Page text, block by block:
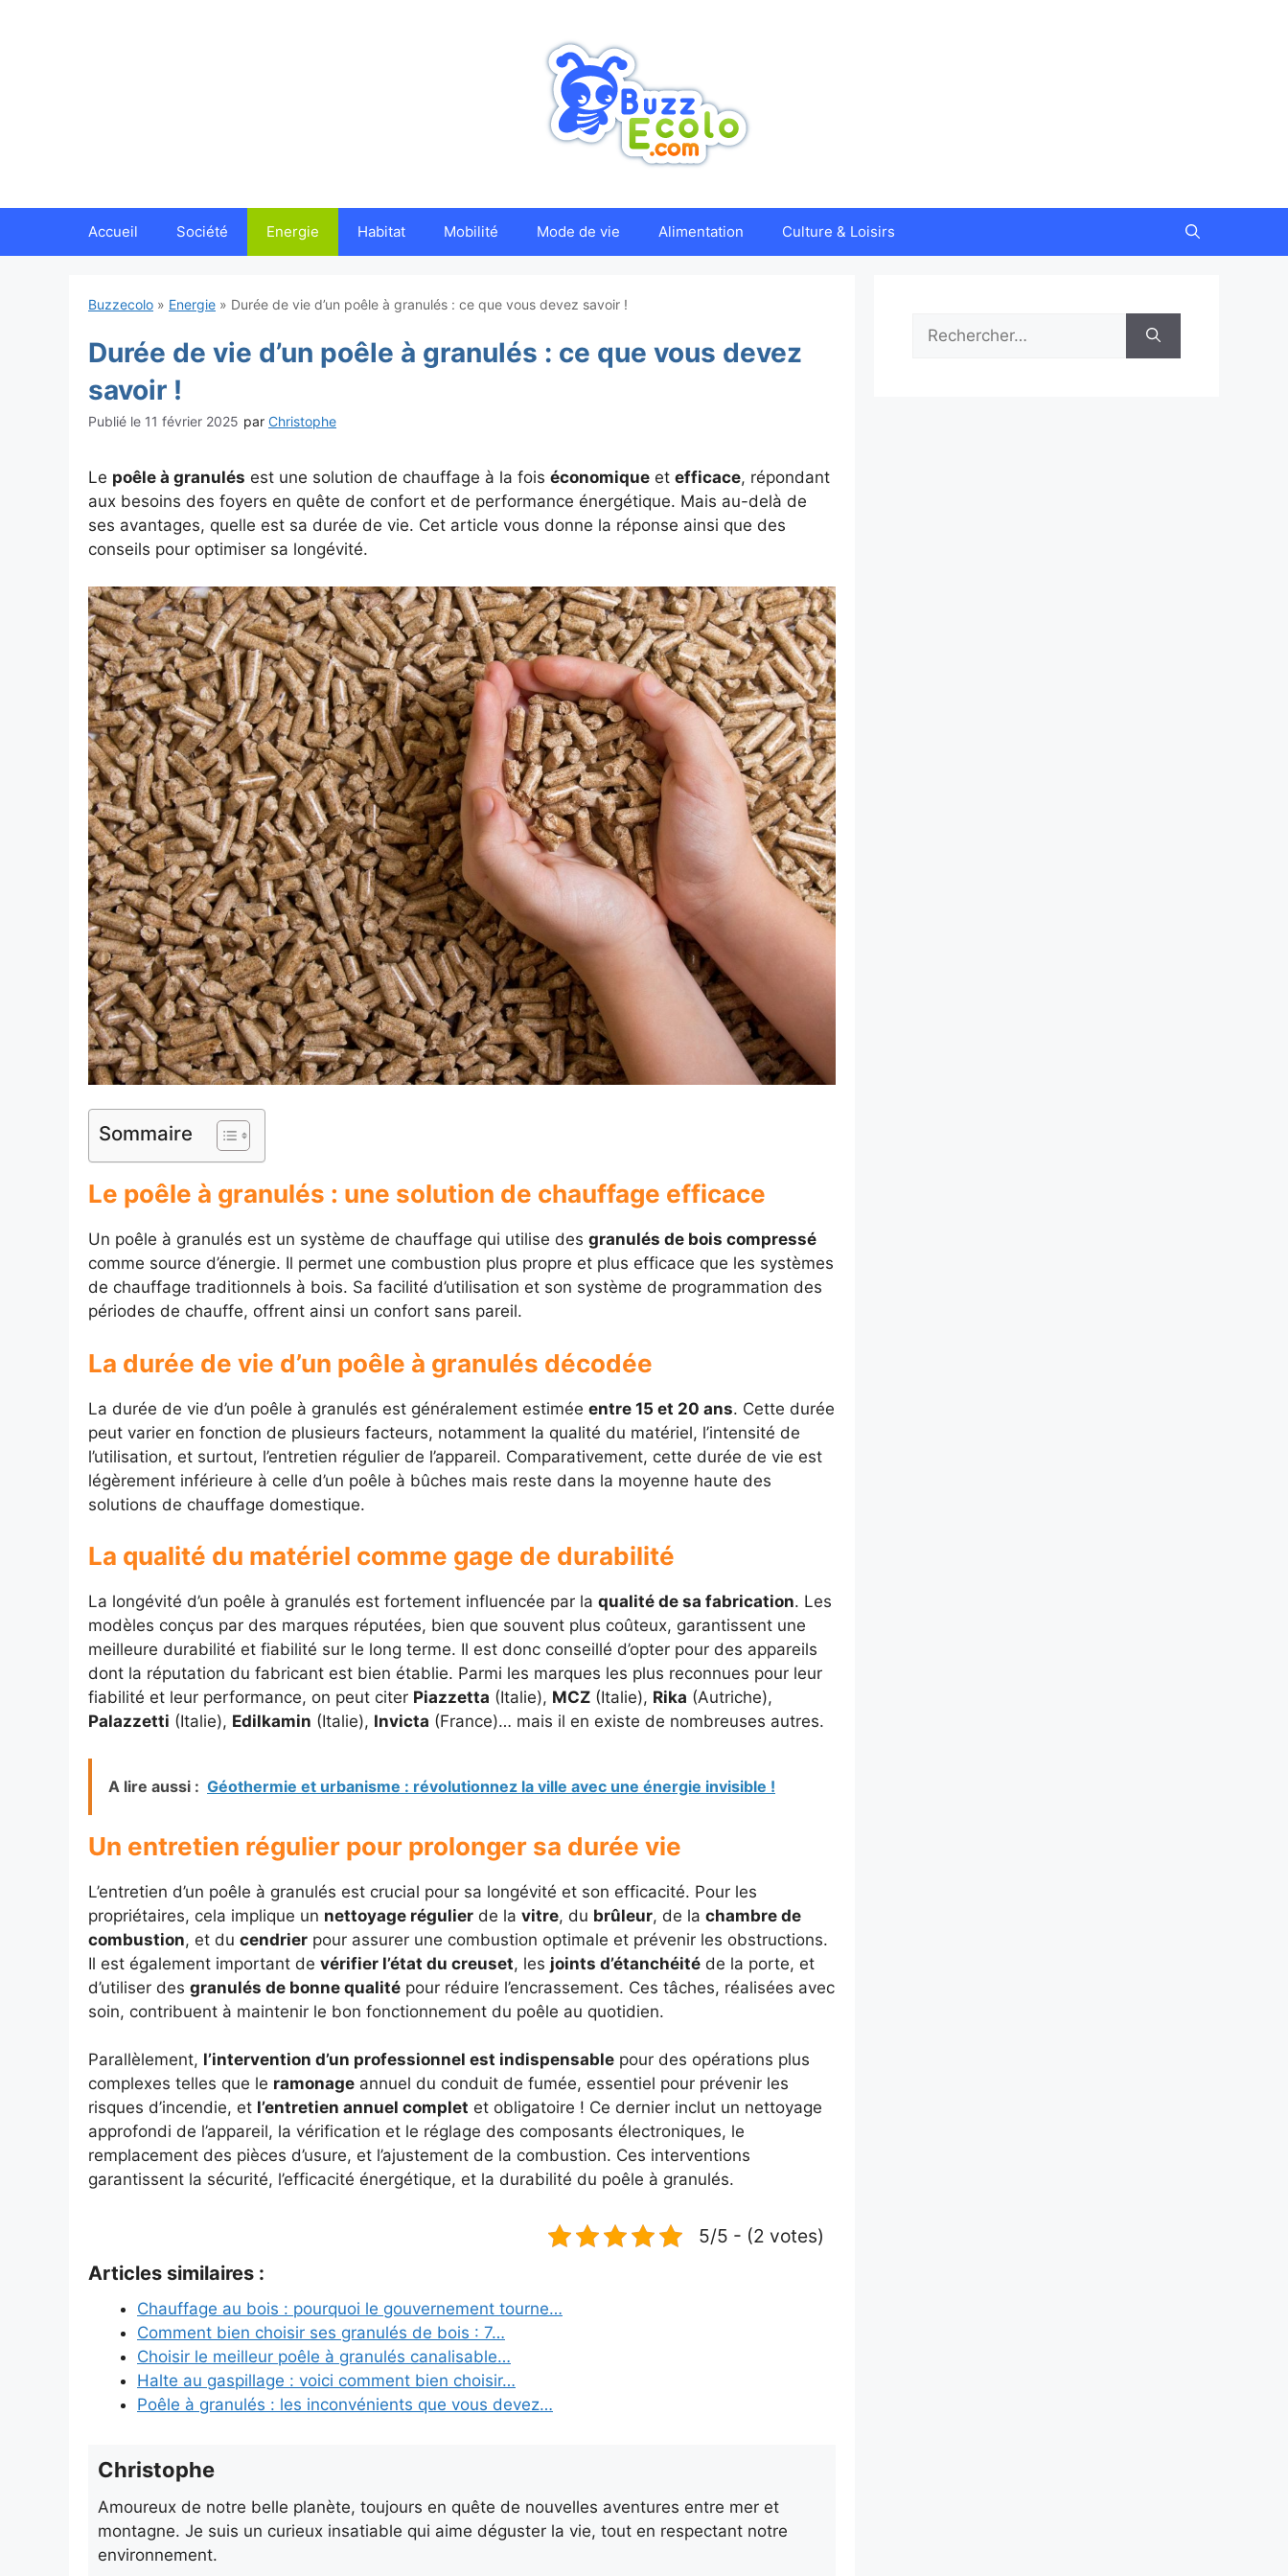
Accueil Société Energie Habitat Mobilité Mode de vie Alimentation Culture & Loisirs
Buzzecolo » Energie » Durée de vie d’un poêle à granulés : ce que vous devez savoir !
Durée de vie d’un poêle à granulés : ce que vous devez
savoir !
11 février 2025 par Christophe
Le poêle à granulés est une solution de chauffage à la fois économique et efficace, répondant
aux besoins des foyers en quête de confort et de performance énergétique. Mais au-delà de
ses avantages, quelle est sa durée de vie. Cet article vous donne la réponse ainsi que des
conseils pour optimiser sa longévité.
Sommaire
Le poêle à granulés : une solution de chauffage efficace
Un poêle à granulés est un système de chauffage qui utilise des granulés de bois compressé
comme source d’énergie. Il permet une combustion plus propre et plus efficace que les systèmes
de chauffage traditionnels à bois. Sa facilité d’utilisation et son système de programmation des
périodes de chauffe, offrent ainsi un confort sans pareil.
La durée de vie d’un poêle à granulés décodée
La durée de vie d’un poêle à granulés est généralement estimée entre 15 et 20 ans. Cette durée
peut varier en fonction de plusieurs facteurs, notamment la qualité du matériel, l’intensité de
l’utilisation, et surtout, l’entretien régulier de l’appareil. Comparativement, cette durée de vie est
légèrement inférieure à celle d’un poêle à bûches mais reste dans la moyenne haute des
solutions de chauffage domestique.
La qualité du matériel comme gage de durabilité
La longévité d’un poêle à granulés est fortement influencée par la qualité de sa fabrication. Les
modèles conçus par des marques réputées, bien que souvent plus coûteux, garantissent une
meilleure durabilité et fiabilité sur le long terme. Il est donc conseillé d’opter pour des appareils
dont la réputation du fabricant est bien établie. Parmi les marques les plus reconnues pour leur
fiabilité et leur performance, on peut citer Piazzetta (Italie), MCZ (Italie), Rika (Autriche),
Palazzetti (Italie), Edilkamin (Italie), Invicta (France)… mais il en existe de nombreuses autres.
A lire aussi : Géothermie et urbanisme : révolutionnez la ville avec une énergie invisible !
Un entretien régulier pour prolonger sa durée vie
L’entretien d’un poêle à granulés est crucial pour sa longévité et son efficacité. Pour les
propriétaires, cela implique un nettoyage régulier de la vitre, du brûleur, de la chambre de
combustion, et du cendrier pour assurer une combustion optimale et prévenir les obstructions.
Il est également important de vérifier l’état du creuset, les joints d’étanchéité de la porte, et
d’utiliser des granulés de bonne qualité pour réduire l’encrassement. Ces tâches, réalisées avec
soin, contribuent à maintenir le bon fonctionnement du poêle au quotidien.
Parallèlement, l’intervention d’un professionnel est indispensable pour des opérations plus
complexes telles que le ramonage annuel du conduit de fumée, essentiel pour prévenir les
risques d’incendie, et l’entretien annuel complet et obligatoire ! Ce dernier inclut un nettoyage
approfondi de l’appareil, la vérification et le réglage des composants électroniques, le
remplacement des pièces d’usure, et l’ajustement de la combustion. Ces interventions
garantissent la sécurité, l’efficacité énergétique, et la durabilité du poêle à granulés.
5/5 - (2 votes)
Articles similaires :
Chauffage au bois : pourquoi le gouvernement tourne…
Comment bien choisir ses granulés de bois : 7…
Choisir le meilleur poêle à granulés canalisable…
Halte au gaspillage : voici comment bien choisir…
Poêle à granulés : les inconvénients que vous devez…
Christophe
Amoureux de notre belle planète, toujours en quête de nouvelles aventures entre mer et
montagne. Je suis un curieux insatiable qui aime déguster la vie, tout en respectant notre
environnement.
Rechercher :